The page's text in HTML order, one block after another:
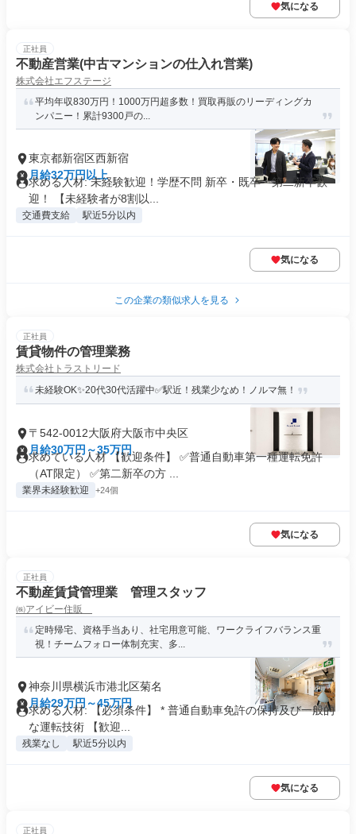
気になる
正社員
不動産営業(中古マンションの仕入れ営業)
株式会社エフステージ
平均年収830万円！1000万円超多数！買取再販のリーディングカ
ンパニー！累計9300戸の...
東京都新宿区西新宿
月給32万円以上
求める人材: 未経験歓迎！学歴不問 新卒・既卒・第二新卒歓
迎！ 【未経験者が8割以...
交通費支給 駅近5分以内
気になる
この企業の類似求人を見る
正社員
賃貸物件の管理業務
株式会社トラストリード
未経験OK✨20代30代活躍中✅駅近！残業少なめ！ノルマ無！
〒542-0012大阪府大阪市中央区
月給30万円～35万円
求めている人材 【歓迎条件】 ✅普通自動車第一種運転免許
（AT限定） ✅第二新卒の方 ...
業界未経験歓迎 +24個
気になる
正社員
不動産賃貸管理業 管理スタッフ
㈱アイビー住販
定時帰宅、資格手当あり、社宅用意可能、ワークライフバランス重
視！チームフォロー体制充実、多...
神奈川県横浜市港北区菊名
月給29万円～45万円
求める人材: 【必須条件】 * 普通自動車免許の保持及び一般的
な運転技術 【歓迎...
残業なし 駅近5分以内
気になる
正社員